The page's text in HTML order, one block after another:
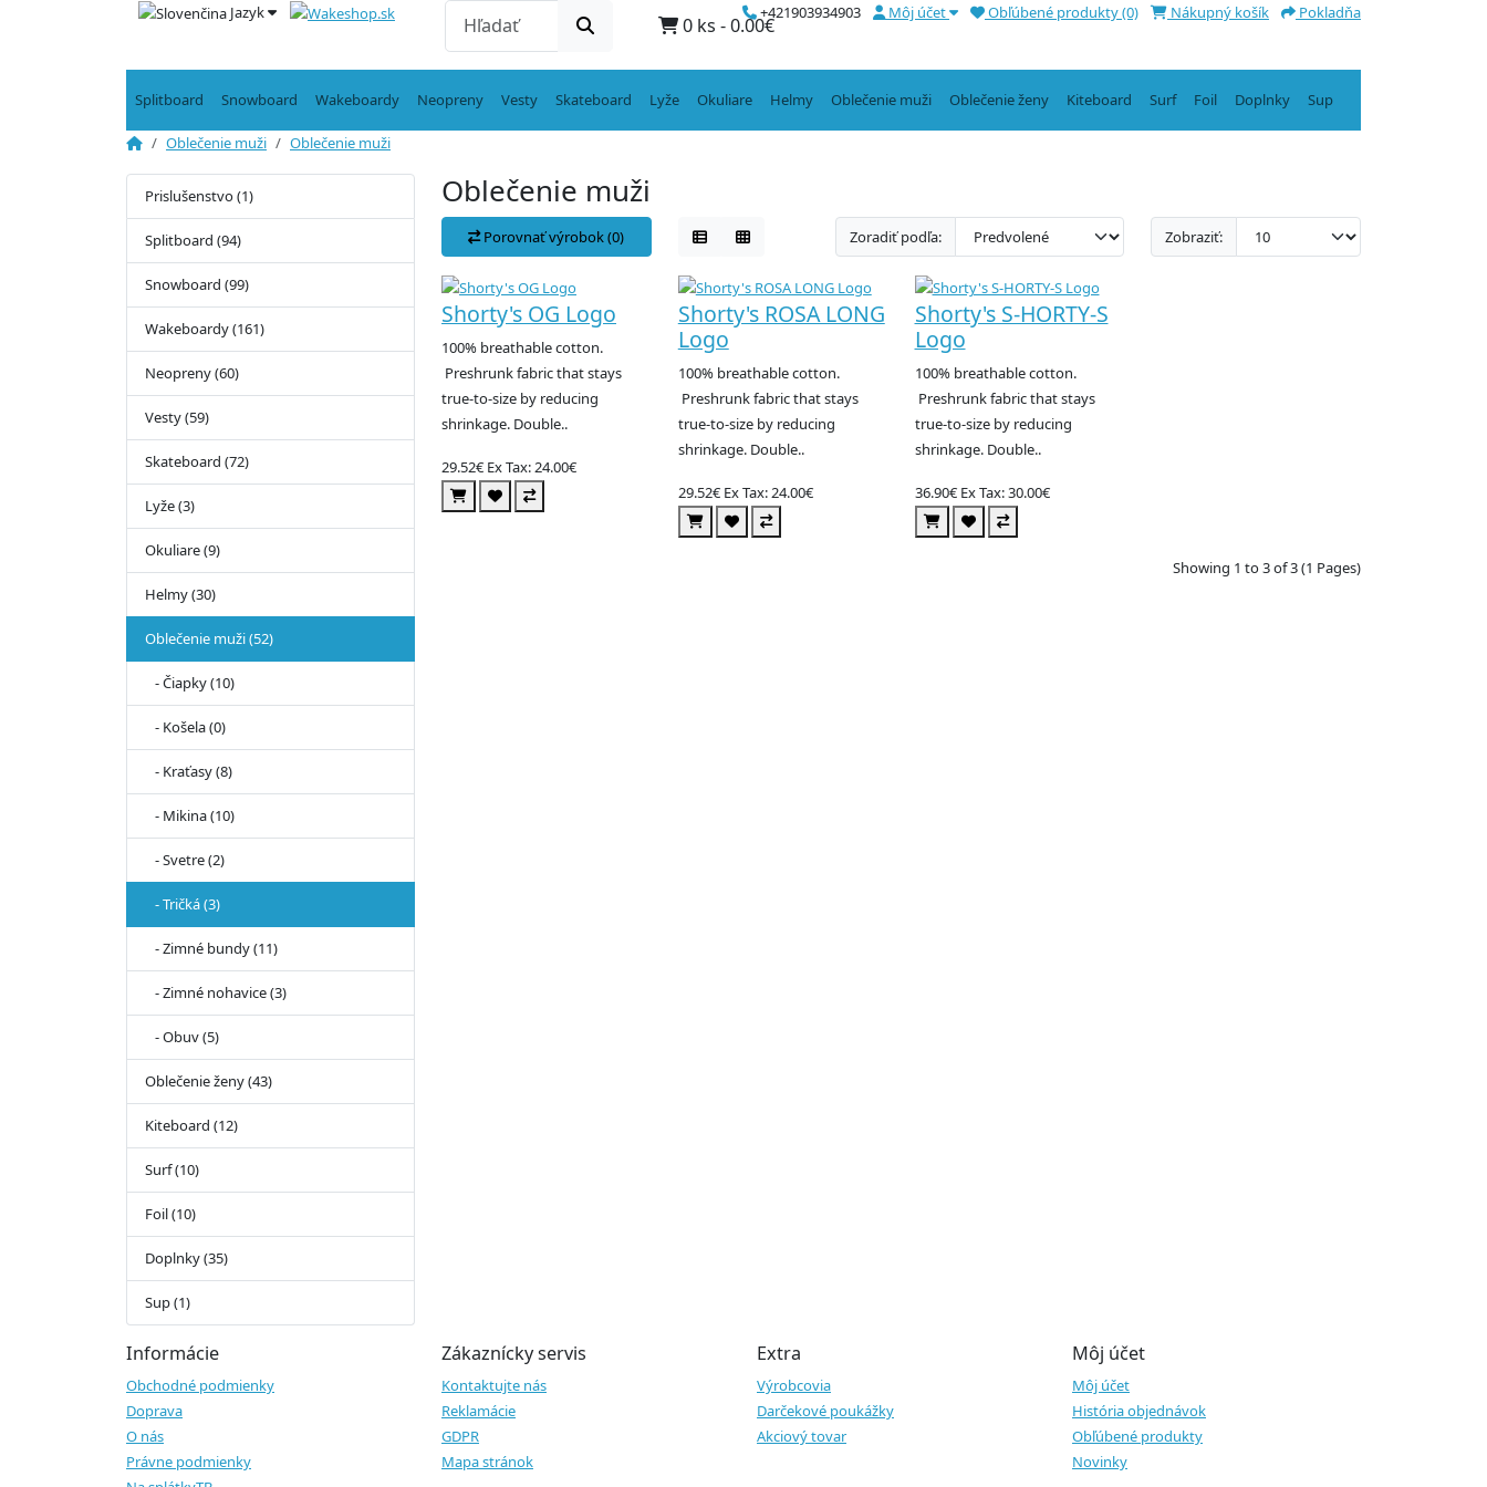
Jazyk +421903934903 Môj účet Obľúbené produkty (0) Nákupný košík Pokladňa
0 ks - 0.00€
Splitboard Snowboard Wakeboardy Neopreny Vesty Skateboard Lyže Okuliare Helmy Oblečenie muži Oblečenie ženy Kiteboard Surf Foil Doplnky Sup
Oblečenie muži Oblečenie muži
Prislušenstvo (1)
Splitboard (94)
Snowboard (99)
Wakeboardy (161)
Neopreny (60)
Vesty (59)
Skateboard (72)
Lyže (3)
Okuliare (9)
Helmy (30)
Oblečenie muži (52)
- Čiapky (10)
- Košela (0)
- Kraťasy (8)
- Mikina (10)
- Svetre (2)
- Tričká (3)
- Zimné bundy (11)
- Zimné nohavice (3)
- Obuv (5)
Oblečenie ženy (43)
Kiteboard (12)
Surf (10)
Foil (10)
Doplnky (35)
Sup (1)
Oblečenie muži
Porovnať výrobok (0) Zoradiť podľa: Zobraziť:
Shorty's OG Logo
100% breathable cotton.
Preshrunk fabric that stays
true-to-size by reducing
shrinkage. Double..
29.52€ Ex Tax: 24.00€
Shorty's ROSA LONG
Logo
100% breathable cotton.
Preshrunk fabric that stays
true-to-size by reducing
shrinkage. Double..
29.52€ Ex Tax: 24.00€
Shorty's S-HORTY-S
Logo
100% breathable cotton.
Preshrunk fabric that stays
true-to-size by reducing
shrinkage. Double..
36.90€ Ex Tax: 30.00€
Showing 1 to 3 of 3 (1 Pages)
Informácie
Obchodné podmienky
Doprava
O nás
Právne podmienky
Zákaznícky servis
Kontaktujte nás
Reklamácie
GDPR
Mapa stránok
Extra
Výrobcovia
Darčekové poukážky
Akciový tovar
Môj účet
Môj účet
História objednávok
Obľúbené produkty
Novinky